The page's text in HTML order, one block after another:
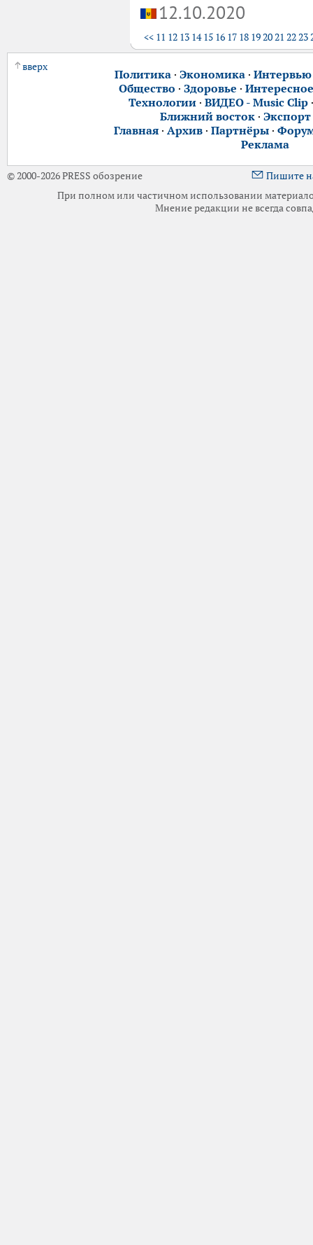
12.10.2020
<< 11 12 13 14 15 16 17 18 192021 2223
вверх
Политика· Экономика· Интервью
Общество · Здоровье · Интересное
Технологии· ВИДЕО - Music Clip
Ближний восток ·
Главная· Архив· Партнёры·
Реклама
© 2000-2026 PRESS обозрение
Пишите
При полном или частичном использовании
Мнение редакции не всегда